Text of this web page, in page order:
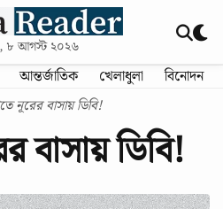
৮ আগস্ট ২০২৬
আন্তর্জাতিক খেলাধুলা বিনোদন
নূরের বাসায় ডিবি!
বাসায় ডিবি!